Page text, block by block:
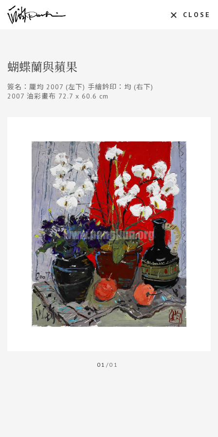
CLOSE
蝴蝶蘭與蘋果
簽名：龎均 2007 (左下) 手繪鈐印：均 (右下)
2007 油彩畫布 72.7 x 60.6 cm
01 /01